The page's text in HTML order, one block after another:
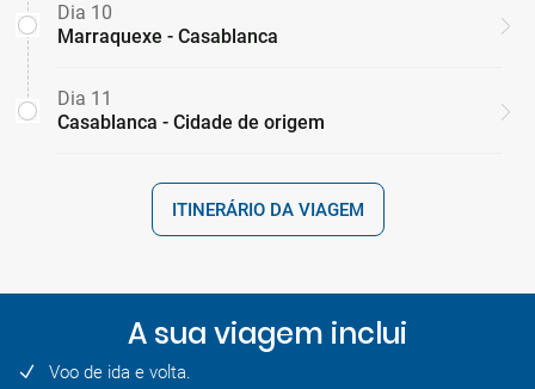
Dia 10
Marraquexe - Casablanca
Dia 11
Casablanca - Cidade de origem
ITINERÁRIO DA VIAGEM
A sua viagem inclui
Voo de ida e volta.